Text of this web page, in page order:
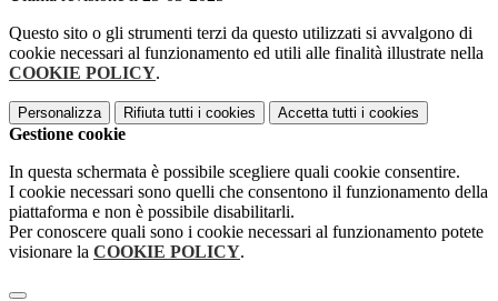
Questo sito o gli strumenti terzi da questo utilizzati si avvalgono di
cookie necessari al funzionamento ed utili alle finalità illustrate nella
COOKIE POLICY.
Personalizza Rifiuta tutti i cookies Accetta tutti i cookies
Gestione cookie
In questa schermata è possibile scegliere quali cookie consentire.
I cookie necessari sono quelli che consentono il funzionamento della
piattaforma e non è possibile disabilitarli.
Per conoscere quali sono i cookie necessari al funzionamento potete
visionare la COOKIE POLICY.